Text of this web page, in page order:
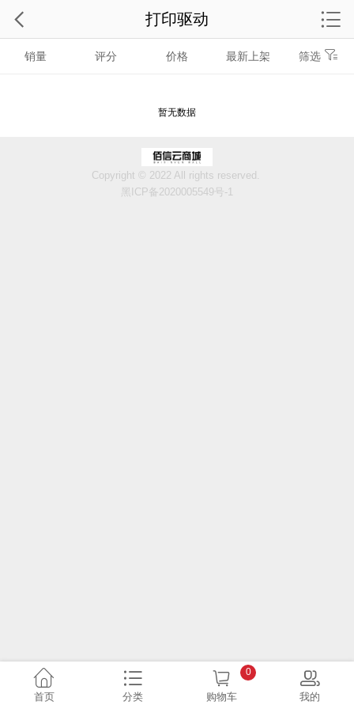
销量 评分 价格 最新上架 筛选
暂无数据
打印驱动
Copyright © 2022 All rights reserved.
黑ICP备2020005549号-1
首页 分类 购物车
0
我的